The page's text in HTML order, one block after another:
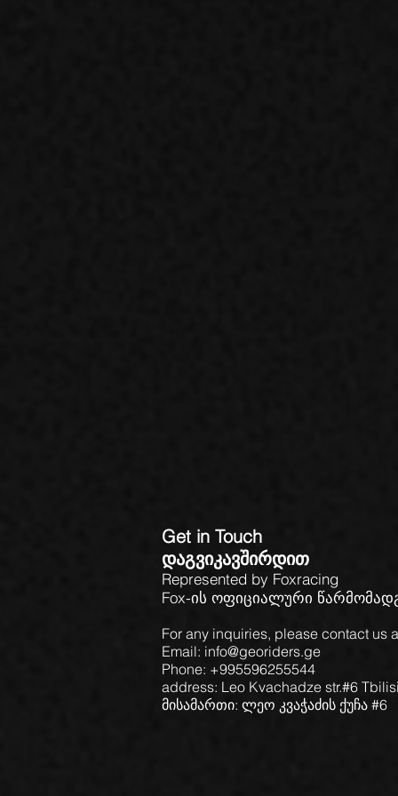
Get in Touch
დაგვიკავშირდით
Represented by Foxracing
Fox-ის ოფიციალური
For any inquiries, please contact us
Email: info@georiders.ge
Phone: +995596255544
address: Leo Kvachadze str.#6
მისამართი: ლეო კვაჭაძის ქუჩა #6